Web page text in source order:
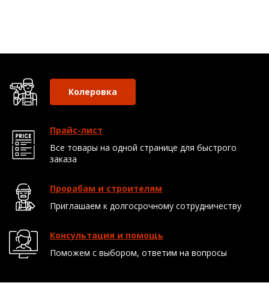
Колеровка
Прайс-лист
Все товары на одной странице для быстрого
заказа
Прорабам и строителям
Приглашаем к долгосрочному сотрудничеству
Консультация и помощь
Поможем с выбором, ответим на вопросы